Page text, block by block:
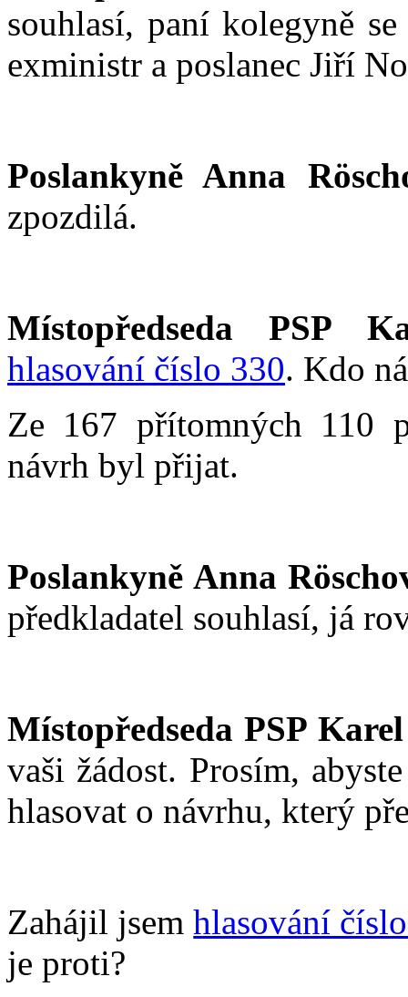
souhlasí, paní kolegyně
exministr a poslanec Jiří
Poslankyně Anna
zpozdilá.
Místopředseda PSP
hlasování číslo 330. Kdo
Ze 167 přítomných 110
návrh byl přijat.
Poslankyně Anna
předkladatel souhlasí, já
Místopředseda PSP
vaši žádost. Prosím,
hlasovat o návrhu, který
Zahájil jsemhlasování
je proti?